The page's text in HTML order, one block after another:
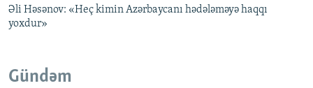
Əli Həsənov: «Heç kimin Azərbaycanı hədələməyə haqqı
yoxdur»
Gündəm